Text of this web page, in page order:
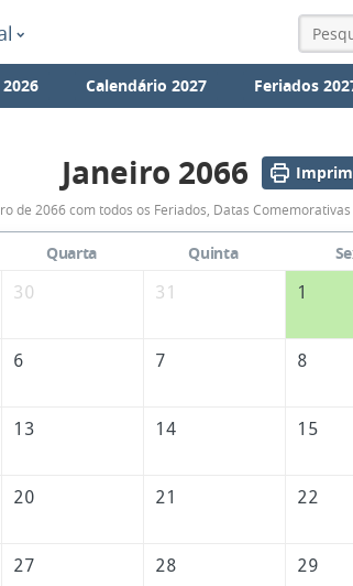
Calendário 2027 Feriados
de
Janeiro
Janeiro 2066
de 2066 com todos os Feriados, Datas
Quarta Quinta
30 31 1
6 7 8
13 14 15
20 21 22
27 28 29